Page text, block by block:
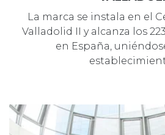
La marca se instala en el
Valladolid II y alcanza los
en España,